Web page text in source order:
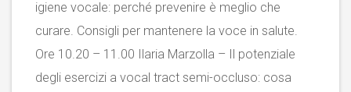
igiene vocale: perché prevenire è meglio che
curare. Consigli per mantenere la voce in salute.
Ore 10.20 – 11.00 Ilaria Marzolla – Il potenziale
degli esercizi a vocal tract semi-occluso: cosa